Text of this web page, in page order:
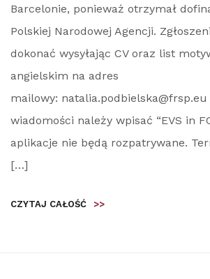
Barcelonie, ponieważ otrzymał
Polskiej Narodowej Agencji.
dokonać wysyłając CV oraz list
angielskim na adres
mailowy:
wiadomości należy wpisać “EVS in
aplikacje nie będą rozpatrywane.
[…]
CZYTAJ CAŁOŚĆ >>